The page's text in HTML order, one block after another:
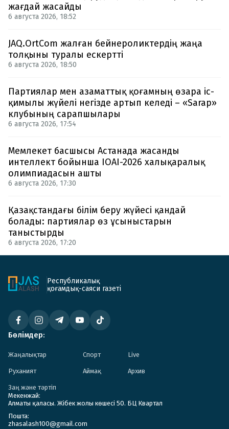
жағдай жасайды
6 августа 2026, 18:52
JAQ.OrtCom жалған бейнероликтердің жаңа
толқыны туралы ескертті
6 августа 2026, 18:50
Партиялар мен азаматтық қоғамның өзара іс-
қимылы жүйелі негізде артып келеді – «Sarap»
клубының сарапшылары
6 августа 2026, 17:54
Мемлекет басшысы Астанада жасанды
интеллект бойынша IOAI-2026 халықаралық
олимпиадасын ашты
6 августа 2026, 17:30
Қазақстандағы білім беру жүйесі қандай
болады: партиялар өз ұсыныстарын
таныстырды
6 августа 2026, 17:20
Республикалық
қоғамдық-саяси газеті
Бөлімдер:
Жаңалықтар Спорт Live
Руханият Аймақ Архив
Заң және тәртіп
Мекенжай:
Алматы қаласы. Жібек жолы көшесі 50. БЦ Квартал
Пошта:
zhasalash100@gmail.com